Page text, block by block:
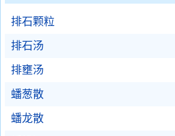
排石颗粒
排石汤
排壅汤
蟠葱散
蟠龙散